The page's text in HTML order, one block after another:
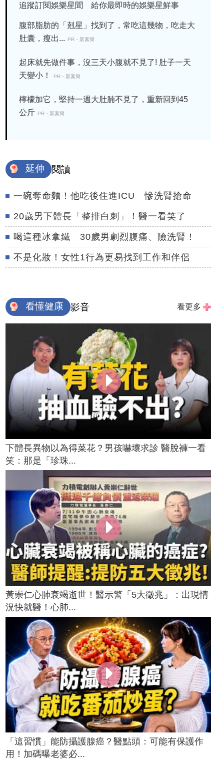
追蹤訂閱娛樂星聞 給你最即時的娛樂星鮮事
腹部脂肪的「剋星」找到了，常吃這幾物，吃走大
肚囊，瘦出...
PR・新素簡
起床就先做件事，沒三天小腹就不見了! 肚子一天
天變小！
PR・新素簡
檸檬加它，堅持一週大肚腩不見了，重新回到45
公斤 PR・新素簡
延伸 閱讀
一碗奪命麵！他吃後住進ICU 慘洗腎搶命
20歲男下體長「整排白刺」！醫一看笑了
喝這種冰拿鐵 30歲男劇烈腹痛、險洗腎！
不是化妝！女性1行為更易找到工作和伴侶
看懂健康 影音 看更多
下體長異物以為得菜花？男孩嚇壞求診 醫脫褲一看
笑：那是「珍珠...
黃崇仁心肺衰竭逝世！醫示警「5大徵兆」：出現情
況快就醫！心肺...
「這習慣」能防攝護腺癌？醫點頭：可能有保護作
用！加碼曝老婆必...